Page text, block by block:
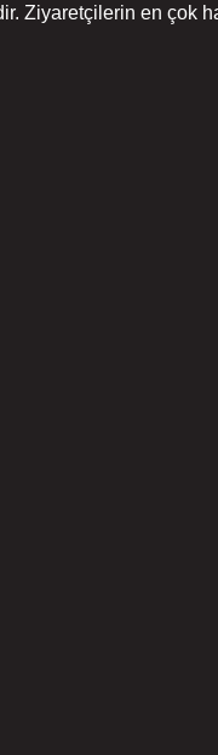
Ziyaretçilerin en çok